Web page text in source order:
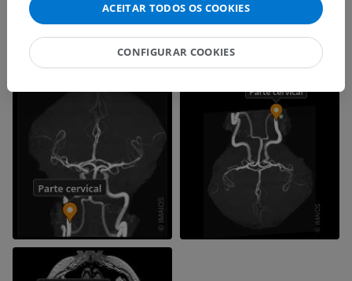
ACEITAR TODOS OS COOKIES
CONFIGURAR COOKIES